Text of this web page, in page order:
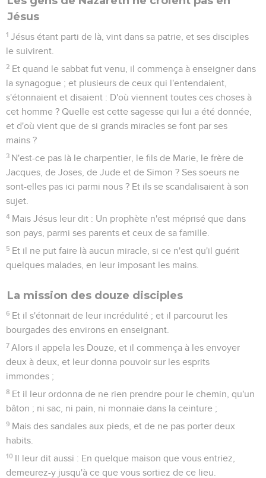
Jésus
1 Jésus étant parti de là, vint dans sa patrie, et ses disciples
le suivirent.
2 Et quand le sabbat fut venu, il commença à enseigner dans
la synagogue ; et plusieurs de ceux qui l'entendaient,
s'étonnaient et disaient : D'où viennent toutes ces choses à
cet homme ? Quelle est cette sagesse qui lui a été donnée,
et d'où vient que de si grands miracles se font par ses
mains ?
3 N'est-ce pas là le charpentier, le fils de Marie, le frère de
Jacques, de Joses, de Jude et de Simon ? Ses soeurs ne
sont-elles pas ici parmi nous ? Et ils se scandalisaient à son
sujet.
4 Mais Jésus leur dit : Un prophète n'est méprisé que dans
son pays, parmi ses parents et ceux de sa famille.
5 Et il ne put faire là aucun miracle, si ce n'est qu'il guérit
quelques malades, en leur imposant les mains.
La mission des douze disciples
6 Et il s'étonnait de leur incrédulité ; et il parcourut les
bourgades des environs en enseignant.
7 Alors il appela les Douze, et il commença à les envoyer
deux à deux, et leur donna pouvoir sur les esprits
immondes ;
8 Et il leur ordonna de ne rien prendre pour le chemin, qu'un
bâton ; ni sac, ni pain, ni monnaie dans la ceinture ;
9 Mais des sandales aux pieds, et de ne pas porter deux
habits.
10 Il leur dit aussi : En quelque maison que vous entriez,
demeurez-y jusqu'à ce que vous sortiez de ce lieu.